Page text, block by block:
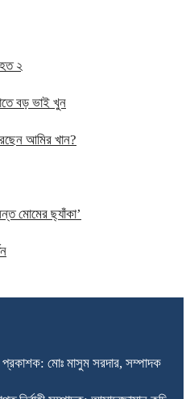
২
বড় ভাই খুন
আমির খান?
মোমের ছ্যাঁকা’
মোঃ মাসুম সরদার, সম্পাদক